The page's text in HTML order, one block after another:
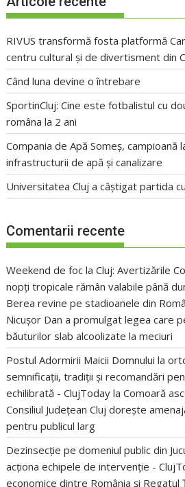
RIVUS transformă fosta platformă
centru cultural și de divertisment din
Când luna devine o întrebare
SportinCluj: Cine este fotbalistul cu
româna la 2 ani
Compania de Apă Someș, campioană
infrastructurii de apă și canalizare
Universitatea Cluj a câștigat partida
Comentarii recente
Weekend de foc la Cluj: Avertizările
nopți tropicale rămân valabile până
Berea revine pe stadioanele din
Nicușor Dan a promulgat legea care
băuturilor slab alcoolizate la meciuri
Postul Adormirii Maicii Domnului la
semnificații, tradiții și recomandări
echilibrată - ClujToday laComoară
Consiliul Județean Cluj dorește
pentru publicul larg
Dezinsecție pe domeniul public din
acționa echipele de intervenție -
economice dintre România și Regatul